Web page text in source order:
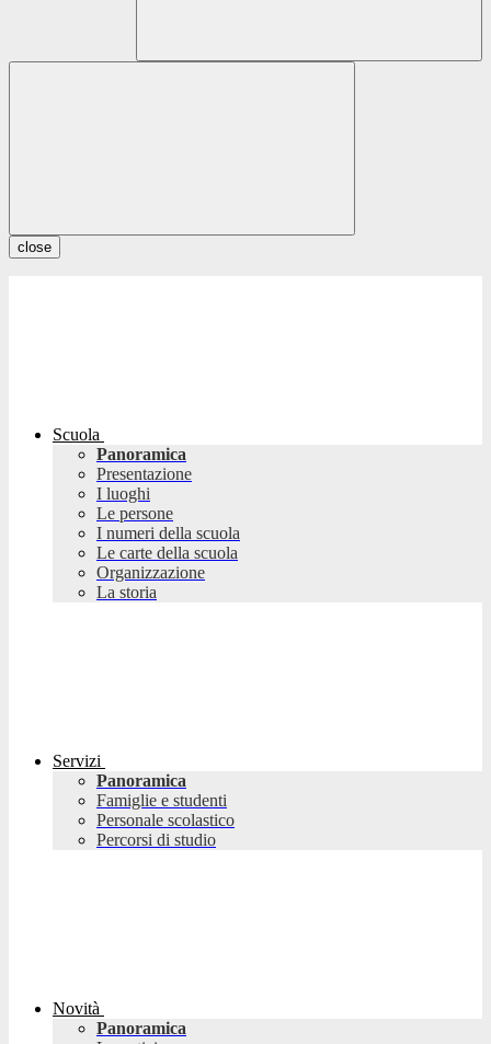
close
Scuola
Panoramica
Presentazione
I luoghi
Le persone
I numeri della scuola
Le carte della scuola
Organizzazione
La storia
Servizi
Panoramica
Famiglie e studenti
Personale scolastico
Percorsi di studio
Novità
Panoramica